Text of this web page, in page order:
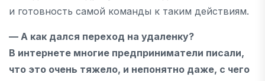
и готовность самой команды к таким действиям.
— А как дался переход на удаленку?
В интернете многие предприниматели писали,
что это очень тяжело, и непонятно даже, с чего